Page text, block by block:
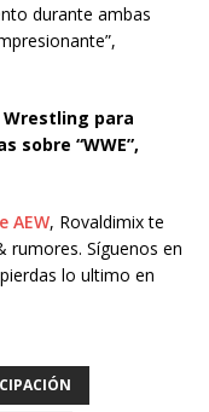
durante ambas
para
sobre “WWE”,
AEW, Rovaldimix te
Síguenos en
lo ultimo en